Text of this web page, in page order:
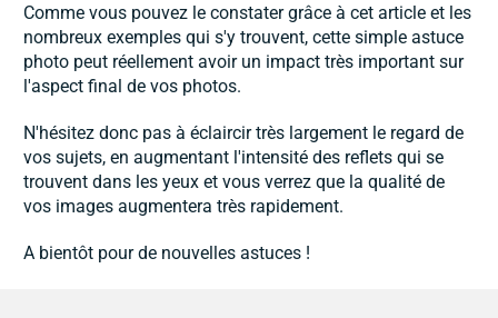
Comme vous pouvez le constater grâce à cet article et les
nombreux exemples qui s'y trouvent, cette simple astuce
photo peut réellement avoir un impact très important sur
l'aspect final de vos photos.
N'hésitez donc pas à éclaircir très largement le regard de
vos sujets, en augmentant l'intensité des reflets qui se
trouvent dans les yeux et vous verrez que la qualité de
vos images augmentera très rapidement.
A bientôt pour de nouvelles astuces !